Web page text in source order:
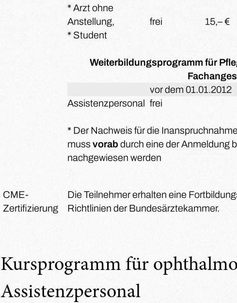
* Arzt ohne
Anstellung,
* Student
frei 15,– €
Weiterbildungsprogramm für
vor dem 01.01.2012
Assistenzpersonal frei
* Der Nachweis für die
muss vorab durch eine der Anmeldung
nachgewiesen werden
CME-
Zertifizierung
Die Teilnehmer erhalten eine
Richtlinien der Bundesärztekammer.
Kursprogramm für
Assistenzpersonal